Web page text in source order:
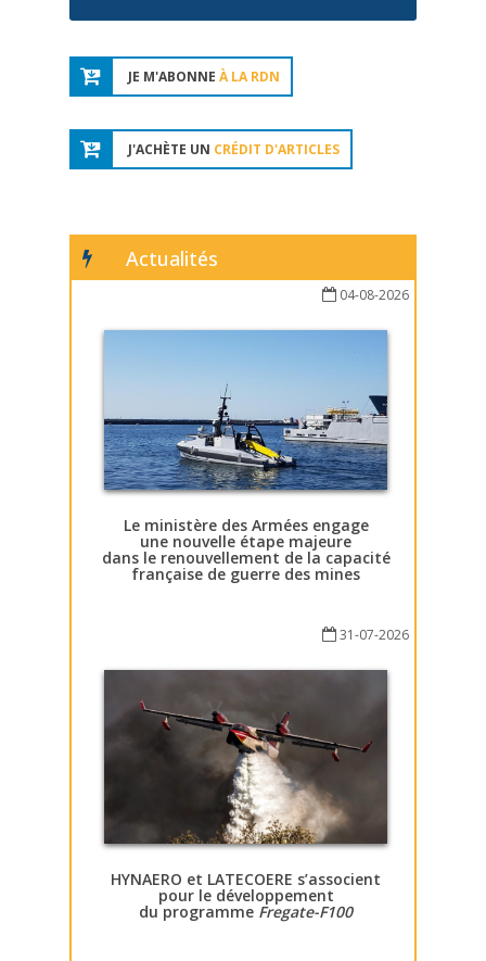
JE M'ABONNE À LA RDN
J'ACHÈTE UN CRÉDIT D'ARTICLES
Actualités
04-08-2026
Le ministère des Armées engage
une nouvelle étape majeure
dans le renouvellement de la capacité
française de guerre des mines
31-07-2026
HYNAERO et LATECOERE s’associent
pour le développement
du programme Fregate-F100